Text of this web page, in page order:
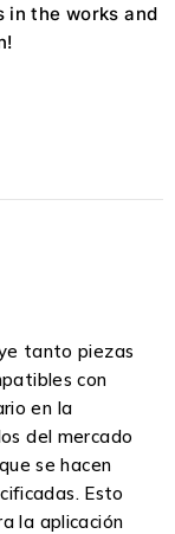
in the works and
tanto piezas
con
en la
del mercado
que se hacen
Esto
la aplicación